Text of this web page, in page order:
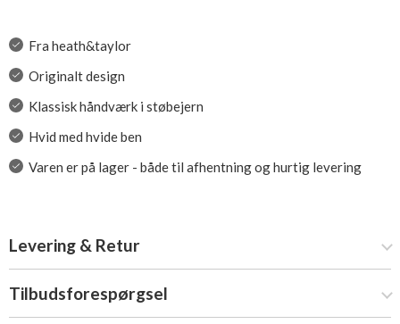
Fra heath&taylor
Originalt design
Klassisk håndværk i støbejern
Hvid med hvide ben
Varen er på lager - både til afhentning og hurtig levering
Levering & Retur
Tilbudsforespørgsel